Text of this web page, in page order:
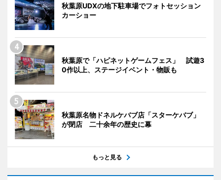
秋葉原UDXの地下駐車場でフォトセッション
カーショー
秋葉原で「ハピネットゲームフェス」 試遊3
0作以上、ステージイベント・物販も
秋葉原名物ドネルケバブ店「スターケバブ」
が閉店 二十余年の歴史に幕
もっと見る